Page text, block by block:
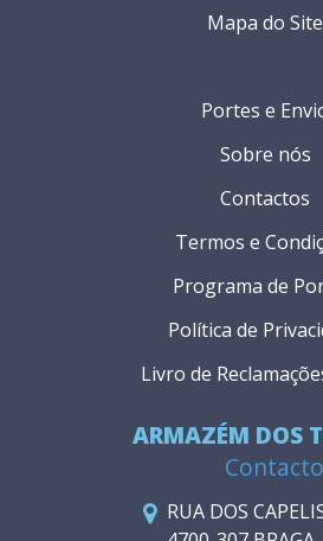
ARMAZÉM DOS
RUA DOS
Portes e
Sobre nós
Contactos
Termos e
Programa de
Política de
Livro de
Mapa do Site